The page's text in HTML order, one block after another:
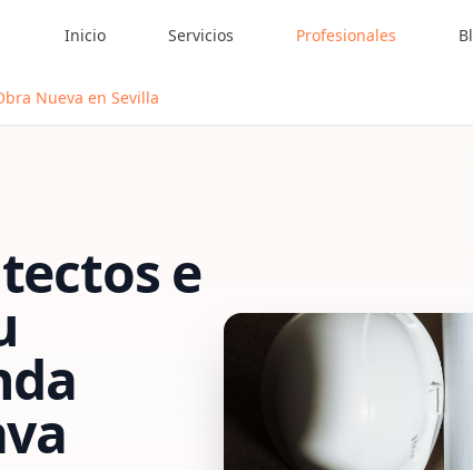
Inicio Servicios Profesionales
Nueva en Sevilla
e